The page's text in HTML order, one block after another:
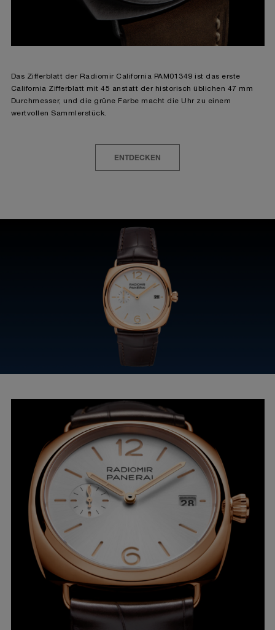
Das Zifferblatt der Radiomir California PAM01349 ist das erste
California Zifferblatt mit 45 anstatt der historisch üblichen 47 mm
Durchmesser, und die grüne Farbe macht die Uhr zu einem
wertvollen Sammlerstück.
ENTDECKEN
geben, dass nur technische Cookies
verwendet werden dürfen.